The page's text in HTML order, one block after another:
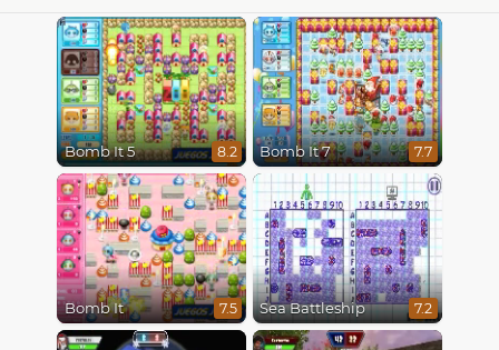
Bomb It 5 8.2 Bomb It 7 7.7
Bomb It 7.5 Sea Battleship 7.2